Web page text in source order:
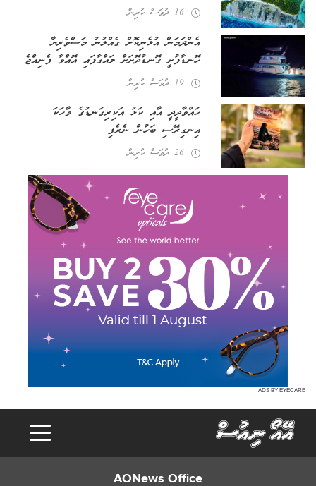
16 ދުވަސް ކުރިން
އެންދަމަން އުޅެނިކޮށް ގެއްލުނު މަސްވެރިޔާ
ހޮނޑާފުށީ ގޮނޑުދޮށަށް ލައްގާފައި އޮއްވާ ފެނިއްޖެ
19 ދުވަސް ކުރިން
ހައްވާދީދީ އާއި ކަޅު އަކިރިގަނޑުގެ ވާހަކަ
އިނގިރޭސި ބަހުން ނެރެފި
26 ދުވަސް ކުރިން
ADS BY EYECARE
AONews Office